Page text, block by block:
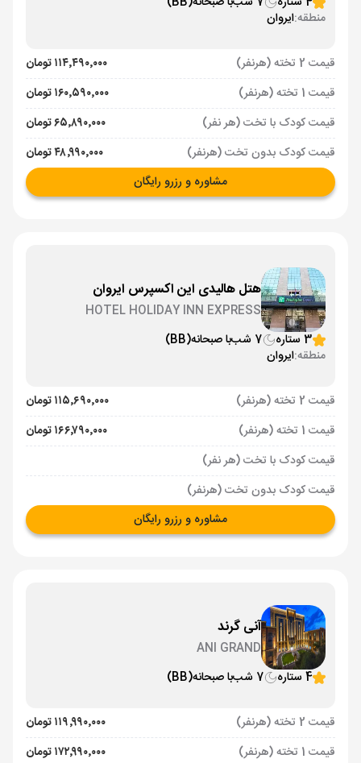
منطقه:ایروان
قیمت 2 تخته (هرنفر)
۱۱۴٬۴۹۰٬۰۰۰ تومان
قیمت 1 تخته (هرنفر)
۱۶۰٬۵۹۰٬۰۰۰ تومان
قیمت کودک با تخت (هر نفر)
۶۵٬۸۹۰٬۰۰۰ تومان
قیمت کودک بدون تخت (هرنفر)
۴۸٬۹۹۰٬۰۰۰ تومان
مشاوره و رزرو رایگان
هتل هالیدی این اکسپرس ایروان
HOTEL HOLIDAY INN EXPRESS
3 ستاره
7 شب با صبحانه(BB)
منطقه:ایروان
قیمت 2 تخته (هرنفر)
۱۱۵٬۶۹۰٬۰۰۰ تومان
قیمت 1 تخته (هرنفر)
۱۶۶٬۷۹۰٬۰۰۰ تومان
قیمت کودک با تخت (هر نفر)
قیمت کودک بدون تخت (هرنفر)
مشاوره و رزرو رایگان
آنی گرند
ANI GRAND
4 ستاره
7 شب با صبحانه(BB)
قیمت 2 تخته (هرنفر)
۱۱۹٬۹۹۰٬۰۰۰ تومان
قیمت 1 تخته (هرنفر)
۱۷۲٬۹۹۰٬۰۰۰ تومان